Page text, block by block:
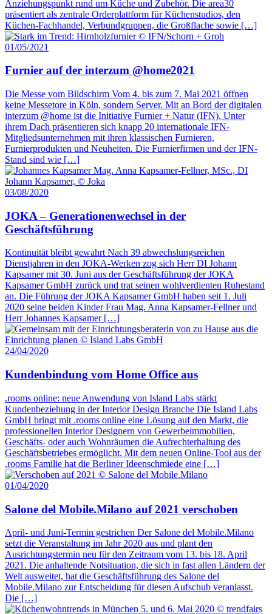
Anziehungspunkt rund um Küche und Zubehör. Die area30
präsentiert als zentrale Orderplattform für Küchenstudios, den
Küchen-Fachhandel, Verbundgruppen, die Großflache sowie […]
01/05/2021
Furnier auf der interzum @home2021
Die Messe vom Bildschirm Vom 4. bis zum 7. Mai 2021 öffnen
keine Messetore in Köln, sondern Server. Mit an Bord der digitalen
interzum @home ist die Initiative Furnier + Natur (IFN). Unter
ihrem Dach präsentieren sich knapp 20 internationale IFN-
Mitgliedsunternehmen mit ihren klassischen Furnieren,
Furnierprodukten und Neuheiten. Die Furnierfirmen und der IFN-
Stand sind wie […]
03/08/2020
JOKA – Generationenwechsel in der
Geschäftsführung
Kontinuität bleibt gewahrt Nach 39 abwechslungsreichen
Dienstjahren in den JOKA-Werken zog sich Herr DI Johann
Kapsamer mit 30. Juni aus der Geschäftsführung der JOKA
Kapsamer GmbH zurück und trat seinen wohlverdienten Ruhestand
an. Die Führung der JOKA Kapsamer GmbH haben seit 1. Juli
2020 seine beiden Kinder Frau Mag. Anna Kapsamer-Fellner und
Herr Johannes Kapsamer […]
24/04/2020
Kundenbindung vom Home Office aus
.rooms online: neue Anwendung von Island Labs stärkt
Kundenbeziehung in der Interior Design Branche Die Island Labs
GmbH bringt mit .rooms online eine Lösung auf den Markt, die
professionellen Interior Designern von Gewerbeimmobilien,
Geschäfts- oder auch Wohnräumen die Aufrechterhaltung des
Geschäftsbetriebes ermöglicht. Mit dem neuen Online-Tool aus der
.rooms Familie hat die Berliner Ideenschmiede eine […]
01/04/2020
Salone del Mobile.Milano auf 2021 verschoben
April- und Juni-Termin gestrichen Der Salone del Mobile.Milano
setzt die Veranstaltung im Jahr 2020 aus und plant den
Ausrichtungstermin neu für den Zeitraum vom 13. bis 18. April
2021. Die anhaltende Notsituation, die sich in fast allen Ländern der
Welt ausweitet, hat die Geschäftsführung des Salone del
Mobile.Milano zur Entscheidung für diesen Aufschub veranlasst.
Die […]